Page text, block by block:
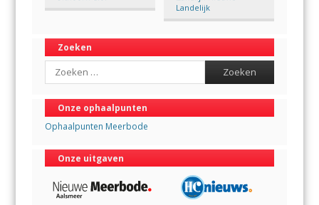
Landelijk
Zoeken
Search
Onze ophaalpunten
Ophaalpunten Meerbode
Onze uitgaven